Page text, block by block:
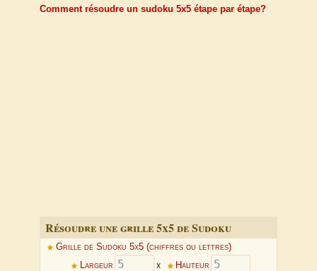
Comment résoudre un sudoku 5x5 étape par étape?
Résoudre une grille 5x5 de Sudoku
Grille de Sudoku 5x5 (chiffres ou lettres)
Largeur
x Hauteur